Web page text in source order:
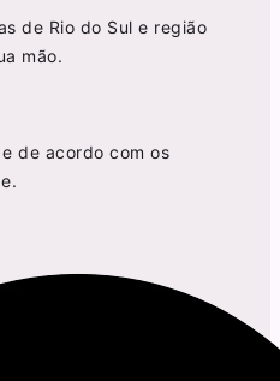
de Rio do Sul e região
mão.
de acordo com os
.